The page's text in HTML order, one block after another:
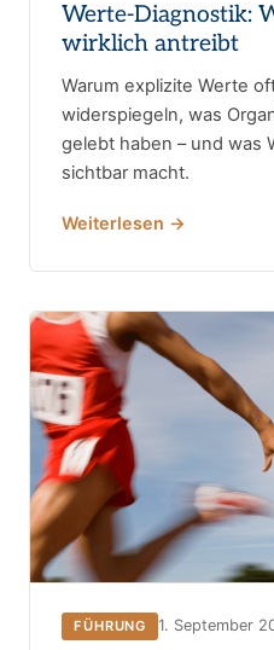
Werte-Diagnostik:
wirklich antreibt
Warum explizite Werte
widerspiegeln, was
gelebt haben – und was
sichtbar macht.
Weiterlesen →
FÜHRUNG 1. September